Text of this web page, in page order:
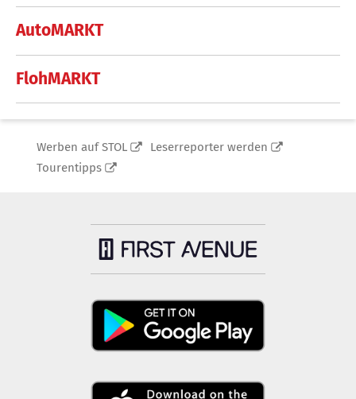
AutoMARKT
FlohMARKT
Werben auf STOL
Leserreporter werden
Tourentipps